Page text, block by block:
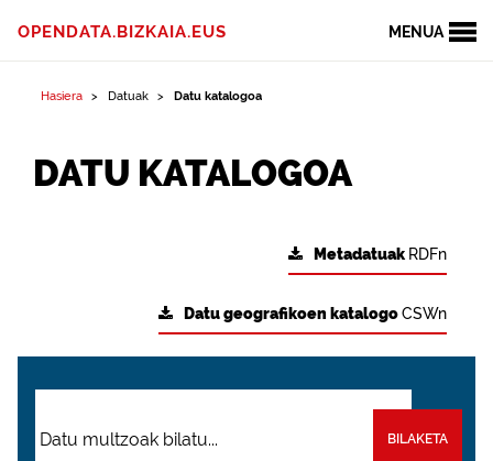
MENUA
OPENDATA.BIZKAIA.EUS
Hasiera Datuak Datu katalogoa
DATU KATALOGOA
Metadatuak RDFn
Datu geografikoen katalogoCSWn
BILAKETA